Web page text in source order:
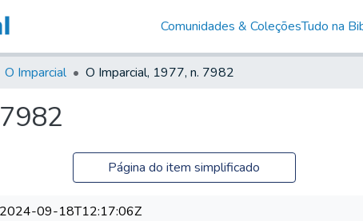
Comunidades & ColeçõesTudo na
O Imparcial O Imparcial, 1977, n. 7982
Página do item simplificado
2024-09-18T12:17:06Z